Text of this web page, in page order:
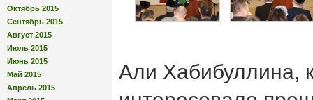
Октябрь 2015
Сентябрь 2015
Август 2015
Июль 2015
Июнь 2015
Май 2015
Апрель 2015
Али Хабибуллина,